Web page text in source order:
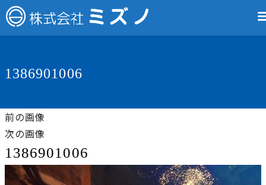
1386901006
前の画像
次の画像
1386901006